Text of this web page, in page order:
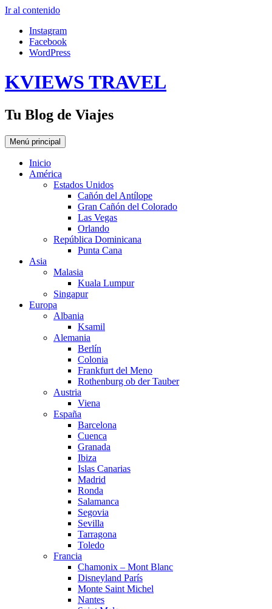
Ir al contenido
Instagram
Facebook
WordPress
KVIEWS TRAVEL
Tu Blog de Viajes
Menú principal
Inicio
América
Estados Unidos
Cañón del Antílope
Gran Cañón del Colorado
Las Vegas
Orlando
República Dominicana
Punta Cana
Asia
Malasia
Kuala Lumpur
Singapur
Europa
Albania
Ksamil
Alemania
Berlín
Colonia
Frankfurt del Meno
Rothenburg ob der Tauber
Austria
Viena
España
Barcelona
Cuenca
Granada
Ibiza
Islas Canarias
Madrid
Ronda
Salamanca
Segovia
Sevilla
Tarragona
Toledo
Francia
Chamonix – Mont Blanc
Disneyland París
Monte Saint Michel
Nantes